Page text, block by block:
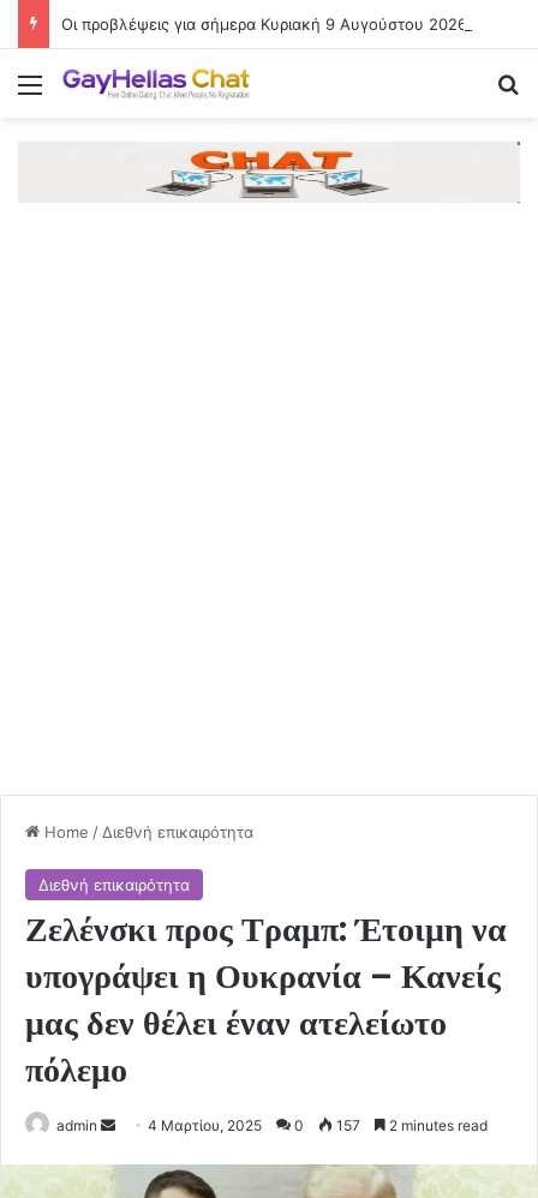
Οι προβλέψεις για σήμερα Κυριακή 9 Αυγούστου 2026
Menu
Home / Διεθνή επικαιρότητα
Διεθνή επικαιρότητα
Ζελένσκι προς Τραμπ: Έτοιμη να
υπογράψει η Ουκρανία – Κανείς
μας δεν θέλει έναν ατελείωτο
πόλεμο
admin
Send
email
4 Μαρτίου, 2025 0 157 2 minutes read